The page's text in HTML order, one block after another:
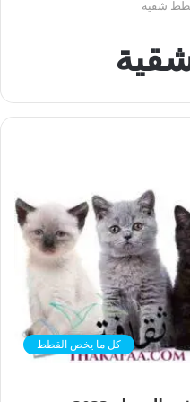
شقية
كل ما يخص القطط